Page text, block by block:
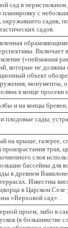
сад в
с
садик,
садов.
Включает
(«пейзажная
которые не должны
объект
монументы,
в конце просеки
и на концы
плодовые сады,
на крыше, галерее,
трав,
слоя
бассейны
в древнем
Известны
в Царском
«Верховой сад».
проем, либо в
(в большинстве